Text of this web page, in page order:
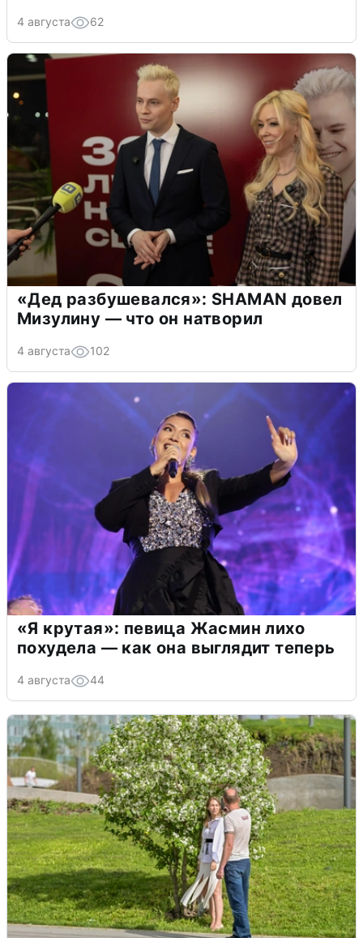
4 августа 62
«Дед разбушевался»: SHAMAN довел
Мизулину — что он натворил
4 августа 102
«Я крутая»: певица Жасмин лихо
похудела — как она выглядит теперь
4 августа 44